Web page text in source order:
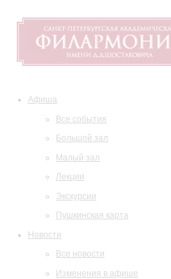
Афиша
Все события
Большой зал
Малый зал
Лекции
Экскурсии
Пушкинская карта
Новости
Все новости
Изменения в афише